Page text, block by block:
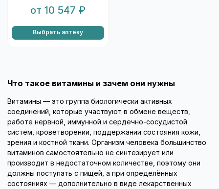
от 10 547 ₽
Выбрать аптеку
Что такое витамины и зачем они нужны
Витамины — это группа биологически активных
соединений, которые участвуют в обмене веществ,
работе нервной, иммунной и сердечно-сосудистой
систем, кроветворении, поддержании состояния кожи,
зрения и костной ткани. Организм человека большинство
витаминов самостоятельно не синтезирует или
производит в недостаточном количестве, поэтому они
должны поступать с пищей, а при определённых
состояниях — дополнительно в виде лекарственных